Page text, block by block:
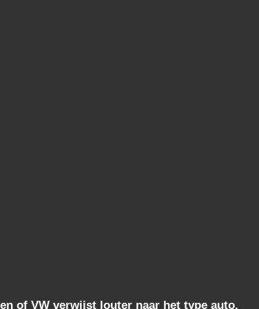
of VW verwijst louter naar het type auto.